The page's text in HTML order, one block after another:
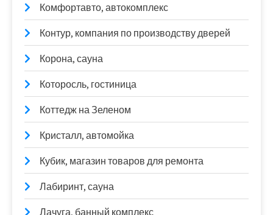
Комфортавто, автокомплекс
Контур, компания по производству дверей
Корона, сауна
Которосль, гостиница
Коттедж на Зеленом
Кристалл, автомойка
Кубик, магазин товаров для ремонта
Лабиринт, сауна
Лачуга, банный комплекс